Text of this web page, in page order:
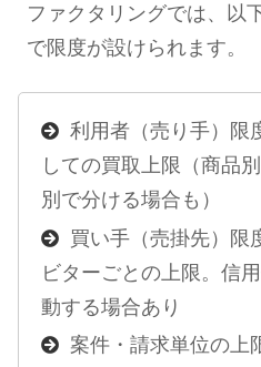
ファクタリングでは、以
で限度が設けられます。
利用者（売り手）限
しての買取上限（商品
別で分ける場合も）
買い手（売掛先）限
ビターごとの上限。信
動する場合あり
案件・請求単位の上